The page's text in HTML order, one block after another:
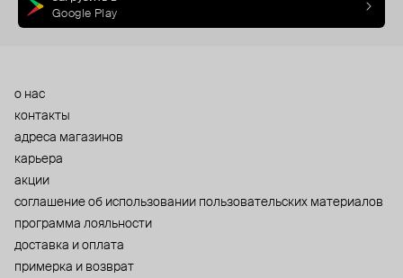
Google Play
о нас
контакты
адреса магазинов
карьера
акции
cоглашение об использовании пользовательских материалов
программа лояльности
доставка и оплата
примерка и возврат